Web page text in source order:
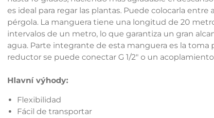
es ideal para regar las plantas. Puede colocarla
pérgola. La manguera tiene una longitud de 20
intervalos de un metro, lo que garantiza un gran
agua. Parte integrante de esta manguera es la toma
reductor se puede conectar G 1/2" o un
Hlavní výhody:
Flexibilidad
Fácil de transportar